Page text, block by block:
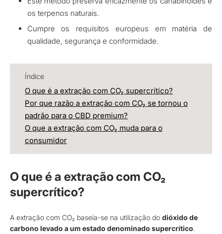
os terpenos naturais.
Cumpre os requisitos europeus em matéria de
qualidade, segurança e conformidade.
Índice
O que é a extração com CO₂ supercrítico?
Por que razão a extração com CO₂ se tornou o
padrão para o CBD premium?
O que a extração com CO₂ muda para o
consumidor
O que é a extração com CO₂
supercrítico?
A extração com CO₂ baseia-se na utilização do dióxido de
carbono levado a um estado denominado supercrítico.